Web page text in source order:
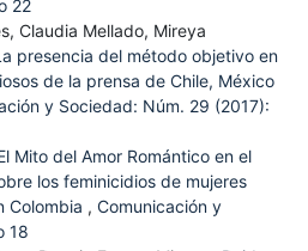
22
Claudia Mellado, Mireya
presencia del método objetivo en
de la prensa de Chile, México
y Sociedad: Núm. 29 (2017):
Mito del Amor Romántico en el
los feminicidios de mujeres
Colombia , Comunicación y
18